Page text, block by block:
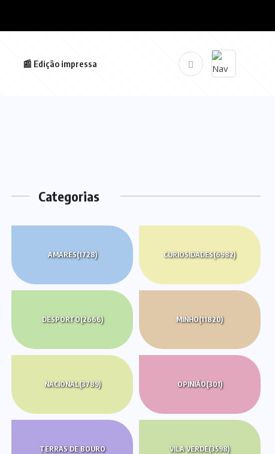
📰 Edição impressa
Categorias
AMARES(1728) CURIOSIDADES(6982)
DESPORTO(2666) MINHO(11820)
NACIONAL(3789) OPINIÃO(301)
TERRAS DE BOURO
VILA VERDE(3598)